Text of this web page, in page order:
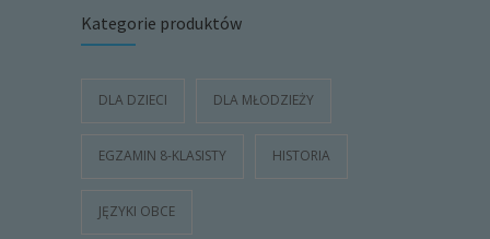
Kategorie produktów
DLA DZIECI DLA MŁODZIEŻY
EGZAMIN 8-KLASISTY HISTORIA
JĘZYKI OBCE